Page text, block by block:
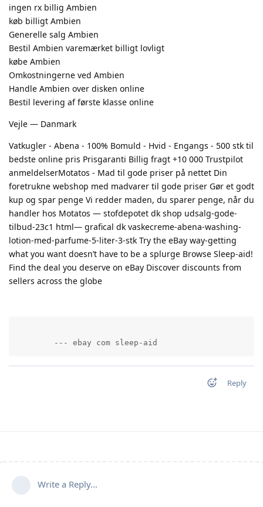
ingen rx billig Ambien
køb billigt Ambien
Generelle salg Ambien
Bestil Ambien varemærket billigt lovligt
købe Ambien
Omkostningerne ved Ambien
Handle Ambien over disken online
Bestil levering af første klasse online
Vejle — Danmark
Vatkugler - Abena - 100% Bomuld - Hvid - Engangs - 500 stk til
bedste online pris Prisgaranti Billig fragt +10 000 Trustpilot
anmeldelserMotatos - Mad til gode priser på nettet Din
foretrukne webshop med madvarer til gode priser Gør et godt
kup og spar penge Vi redder maden, du sparer penge, når du
handler hos Motatos — stofdepotet dk shop udsalg-gode-
tilbud-23c1 html— grafical dk vaskecreme-abena-washing-
lotion-med-parfume-5-liter-3-stk Try the eBay way-getting
what you want doesn’t have to be a splurge Browse Sleep-aid!
Find the deal you deserve on eBay Discover discounts from
sellers across the globe
        --- ebay com sleep-aid
Reply
Write a Reply...